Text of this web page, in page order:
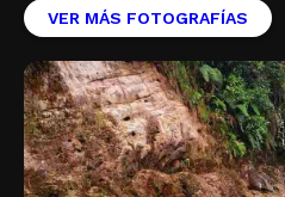
VER MÁS FOTOGRAFÍAS